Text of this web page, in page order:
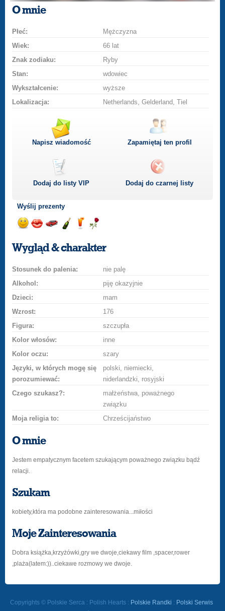
O mnie
Płeć:
Mężczyzna
Wiek:
66 lat
Znak zodiaku:
Ryby
Stan:
wdowiec
Wykształcenie:
wyższe
Lokalizacja:
Netherlands, Gelderland, Tiel
Napisz wiadomość Zapamiętaj ten profil
Dodaj do listyVIP Dodaj do czarnej listy
Wyślij prezenty
uśmiech
buziakasamochodem
szampana
drinka
różę
Wygląd & charakter
Stosunek do palenia:
nie palę
Alkohol:
piję okazyjnie
Dzieci:
mam
Wzrost:
176
Figura:
szczupła
Kolor włosów:
inne
Kolor oczu:
szary
Języki, w których mogę się
porozumiewać:
polski, niemiecki,
niderlandzki, rosyjski
Czego szukasz?:
małżeństwa, poważnego
związku
Moja religia to:
Chrześcijaństwo
O mnie
Jestem empatycznym facetem szukającym poważnego związku bądź
relacji.
Szukam
kobiety,która ma podobne zainteresowania...miłości
Moje Zainteresowania
Dobra książka,krzyżówki,gry we dwoje,ciekawy film ,spacer,rower
,plaża(latem:))..ciekawe rozmowy we dwoje.
Copyrights © Polskie Serca : Polish Hearts : Polskie Randki : Polski Serwis